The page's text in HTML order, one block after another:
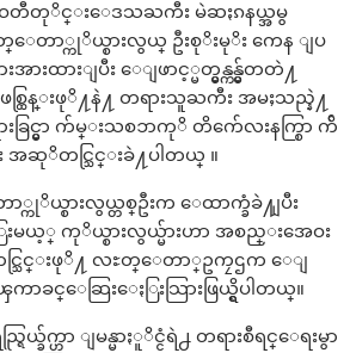
ဝတီတုိင္းေဒသႀကီး မဲဆႏၵနယ္အမွ
ေတာ္ကုိယ္စားလွယ္ ဦးစုိးမုိး ကေန ျပ
ားထားျပီး ေျဖာင့္မတ္မွန္ကန္မ်ွတတဲ႔
စ္ထြန္းဖုိ႔နဲ႔ တရားသူႀကီး အမႈသည္နဲ႔
ြင္မွာ က်မ္းသစၥာကုိ တိက်ေလးနက္စြာ က်ိ
အဆုိတင္သြင္းခဲ႔ပါတယ္ ။
ားလွယ္တစ္ဦးက ေထာက္ခံခဲ႔ျပီး
းမယ့္ ကုိယ္စားလွယ္မ်ားဟာ အစည္းအေဝး
းတင္သြင္းဖုိ႔ လႊတ္ေတာ္ဥကၠဌက ေျ
ခင္ေဆြးေႏြးသြားဖြယ္ရွိပါတယ္။
ယ္ခ်က္ဟာ ျမန္မာႏူိင္ငံရဲ႕ တရားစီရင္ေရးမွာ